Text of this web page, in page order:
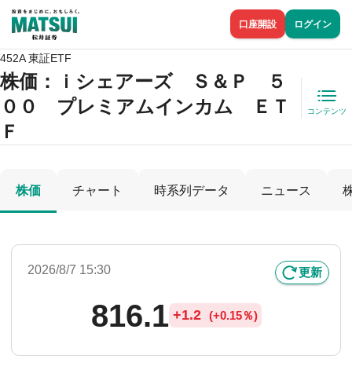
口座開設 ログイン
452A 東証ETF
株価 ：ｉシェアーズ Ｓ＆Ｐ ５
００ プレミアムインカム ＥＴ
Ｆ
コンテンツ
株価 チャート 時系列データ ニュース
2026/8/7 15:30 更新
816.1 +1.2 (+0.15％)